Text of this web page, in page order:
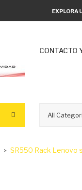
EXPLORA
CONTACTO
SR550 Rack Lenovo